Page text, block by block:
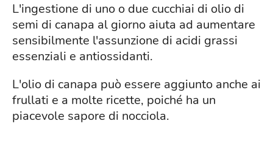
L'ingestione di uno o due cucchiai di olio di
semi di canapa al giorno aiuta ad aumentare
sensibilmente l'assunzione di acidi grassi
essenziali e antiossidanti.
L'olio di canapa può essere aggiunto anche ai
frullati e a molte ricette, poiché ha un
piacevole sapore di nocciola.